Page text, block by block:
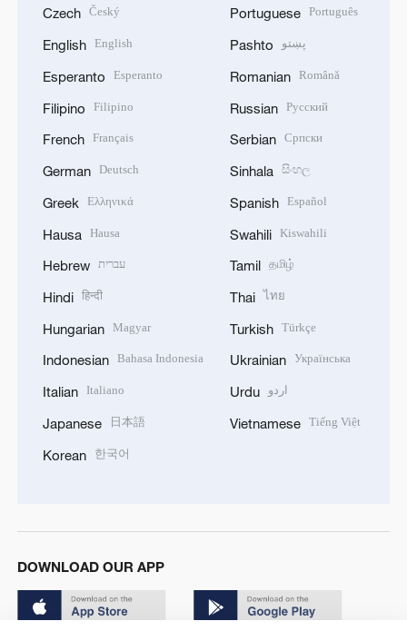
Czech Český
English English
Esperanto Esperanto
Filipino Filipino
French Français
German Deutsch
Greek Ελληνικά
Hausa Hausa
Hebrew עברית
Hindi हिन्दी
Hungarian Magyar
Indonesian Bahasa Indonesia
Italian Italiano
Japanese 日本語
Korean 한국어
Portuguese Português
Pashto پښتو
Romanian Română
Russian Русский
Serbian Српски
Sinhala සිංහල
Spanish Español
Swahili Kiswahili
Tamil தமிழ்
Thai ไทย
Turkish Türkçe
Ukrainian Українська
Urdu اردو
Vietnamese Tiếng Việt
DOWNLOAD OUR APP